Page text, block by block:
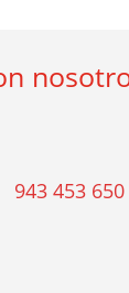
943 453 650